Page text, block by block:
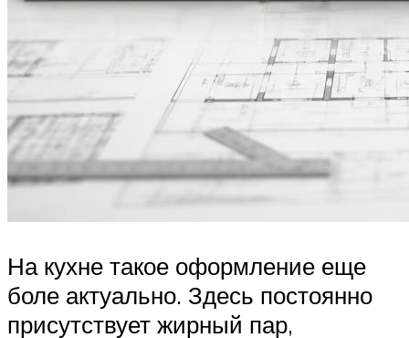
На кухне такое оформление еще
боле актуально. Здесь постоянно
присутствует жирный пар,